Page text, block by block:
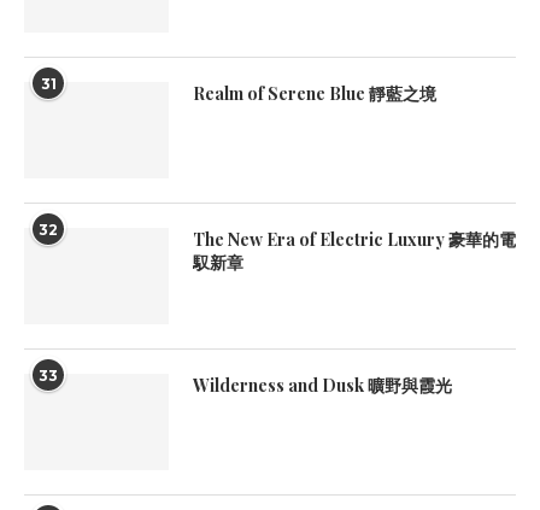
31 Realm of Serene Blue 靜藍之境
32
The New Era of Electric Luxury 豪華的電
馭新章
33 Wilderness and Dusk 曠野與霞光